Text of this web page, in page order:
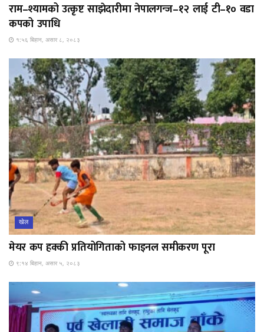
राम–श्यामको उत्कृष्ट साझेदारीमा नेपालगन्ज–१२ लाई टी–१० वडा
कपको उपाधि
१:५६ बिहान, असार ८, २०८३
खेल
मेयर कप हक्की प्रतियोगिताको फाइनल समीकरण पूरा
९:१४ बिहान, असार ५, २०८३